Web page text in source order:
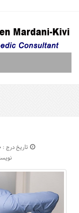
پرسش و پاسختاریخ درج : ۲۰ فروردین ۱۳۹۶